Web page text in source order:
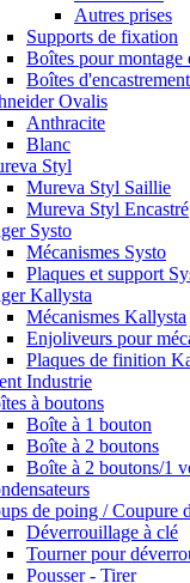
Autres prises
Supports de fixation
Boîtes pour montage
Boîtes d'encastrement
Ovalis
Anthracite
Blanc
Styl
Mureva Styl Saillie
Mureva Styl Encastré
Systo
Mécanismes Systo
Plaques et support
Kallysta
Mécanismes Kallysta
Enjoliveurs pour
Plaques de finition
Industrie
à boutons
Boîte à 1 bouton
Boîte à 2 boutons
Boîte à 2 boutons/1
de poing / Coupure
Déverrouillage à clé
Tourner pour
Pousser - Tirer